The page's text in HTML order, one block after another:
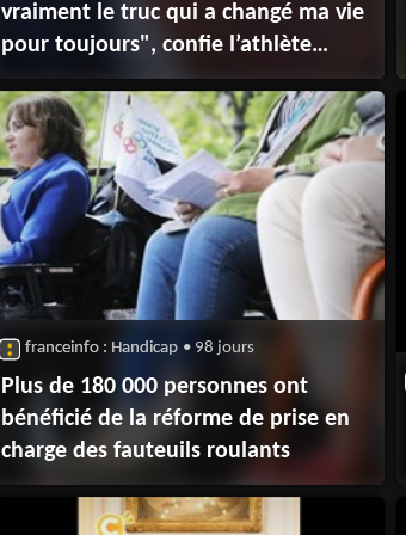
vraiment le truc qui a changé ma vie
pour toujours", confie l’athlète
Philippe Croizon
franceinfo : Handicap • 98 jours
Plus de 180 000 personnes ont
bénéficié de la réforme de prise en
charge des fauteuils roulants